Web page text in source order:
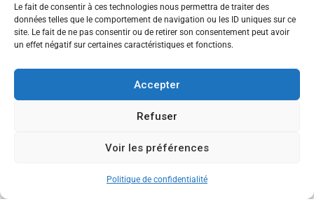
Le fait de consentir à ces technologies nous permettra de traiter des
données telles que le comportement de navigation ou les ID uniques sur ce
site. Le fait de ne pas consentir ou de retirer son consentement peut avoir
un effet négatif sur certaines caractéristiques et fonctions.
Accepter
Refuser
Voir les préférences
Politique de confidentialité
Sortie découverte
Tau
Voyage
CANDIDATEZ MAINTENANT